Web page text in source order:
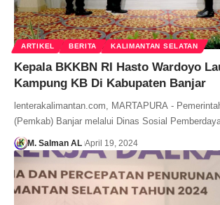
ARTIKEL BERITA KALIMANTAN SELATAN
Kepala BKKBN RI Hasto Wardoyo
Kampung KB Di Kabupaten Banjar
lenterakalimantan.com, MARTAPURA -
(Pemkab) Banjar melalui Dinas Sosial
M. Salman AL April 19, 2024